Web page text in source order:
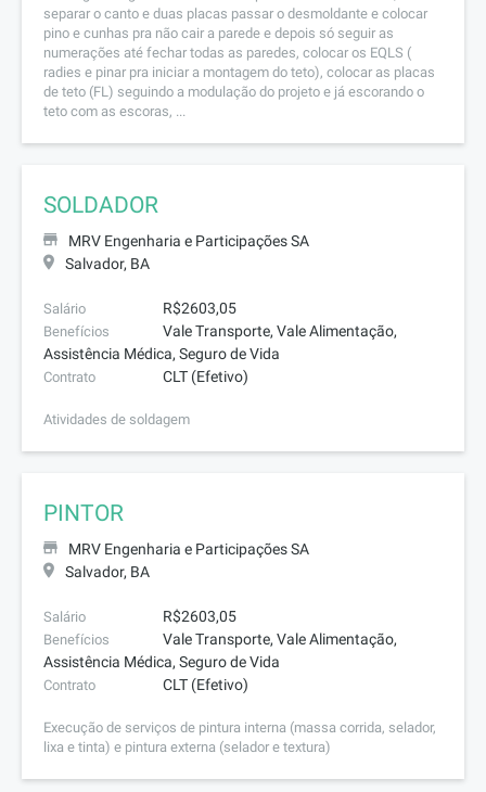
separar o canto e duas placas passar o desmoldante e colocar
pino e cunhas pra não cair a parede e depois só seguir as
numerações até fechar todas as paredes, colocar os EQLS (
radies e pinar pra iniciar a montagem do teto), colocar as placas
de teto (FL) seguindo a modulação do projeto e já escorando o
teto com as escoras, ...
SOLDADOR
MRV Engenharia e Participações SA
Salvador, BA
Salário R$2603,05
Benefícios
Vale Transporte, Vale Alimentação,
Assistência Médica, Seguro de Vida
Contrato CLT (Efetivo)
Atividades de soldagem
PINTOR
MRV Engenharia e Participações SA
Salvador, BA
Salário R$2603,05
Benefícios
Vale Transporte, Vale Alimentação,
Assistência Médica, Seguro de Vida
Contrato CLT (Efetivo)
Execução de serviços de pintura interna (massa corrida, selador,
lixa e tinta) e pintura externa (selador e textura)